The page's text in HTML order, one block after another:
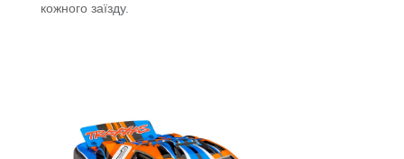
кожного заїзду.